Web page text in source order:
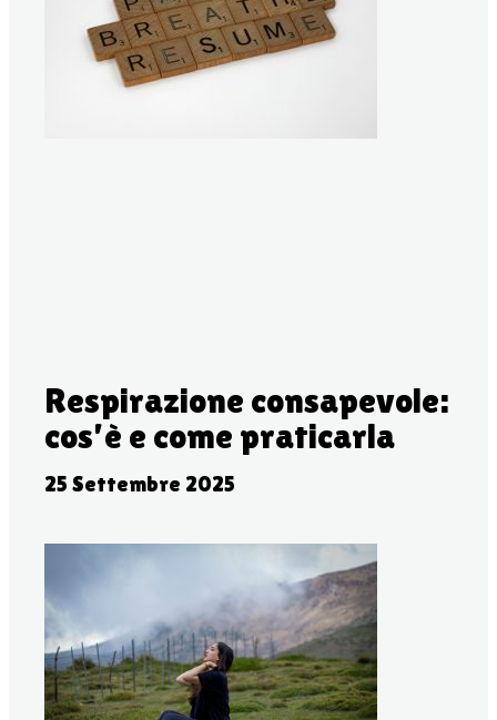
Respirazione consapevole:
cos’è e come praticarla
25 Settembre 2025